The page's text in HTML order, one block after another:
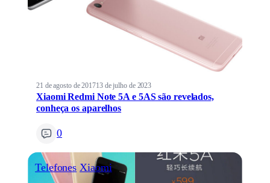
21 de agosto de 201713 de julho de 2023
Xiaomi Redmi Note 5A e 5AS são revelados,
conheça os aparelhos
0
Telefones Xiaomi